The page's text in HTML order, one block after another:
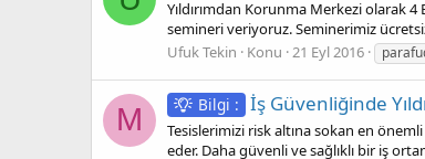
Yıldırımdan Korunma Merkezi olarak
semineri veriyoruz. Seminerimiz
Ufuk Tekin
Konu 21 Eyl 2016
M Bilgi : İş Güvenliğinde
Tesislerimizi risk altına sokan en
eder. Daha güvenli ve sağlıklı bir iş